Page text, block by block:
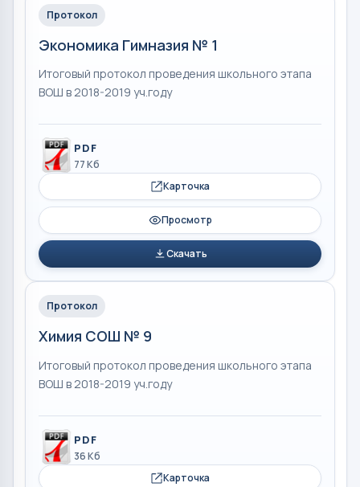
Протокол
Экономика Гимназия № 1
Итоговый протокол проведения школьного этапа
ВОШ в 2018-2019 уч.году
PDF
77 Кб
Карточка
Просмотр
Скачать
Протокол
Химия СОШ № 9
Итоговый протокол проведения школьного этапа
ВОШ в 2018-2019 уч.году
PDF
36 Кб
Карточка